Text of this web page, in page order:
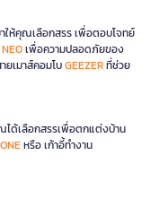
ห้คุณเลือกสรร เพื่อตอบโจทย์
NEOเพื่อความปลอดภัยของ
ยเมาส์คอมโบGEEZERที่ช่วย
ด้เลือกสรรเพื่อตกแต่งบ้าน
ONEหรือ เก้าอี้ทำงาน